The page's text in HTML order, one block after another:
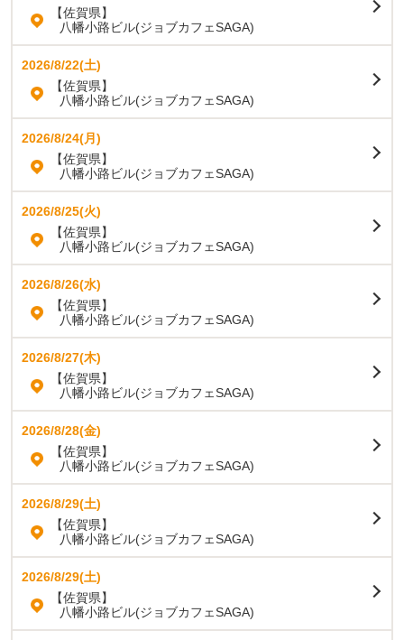
【佐賀県】
八幡小路ビル(ジョブカフェSAGA)
2026/8/22(土)
【佐賀県】
八幡小路ビル(ジョブカフェSAGA)
2026/8/24(月)
【佐賀県】
八幡小路ビル(ジョブカフェSAGA)
2026/8/25(火)
【佐賀県】
八幡小路ビル(ジョブカフェSAGA)
2026/8/26(水)
【佐賀県】
八幡小路ビル(ジョブカフェSAGA)
2026/8/27(木)
【佐賀県】
八幡小路ビル(ジョブカフェSAGA)
2026/8/28(金)
【佐賀県】
八幡小路ビル(ジョブカフェSAGA)
2026/8/29(土)
【佐賀県】
八幡小路ビル(ジョブカフェSAGA)
2026/8/29(土)
【佐賀県】
八幡小路ビル(ジョブカフェSAGA)